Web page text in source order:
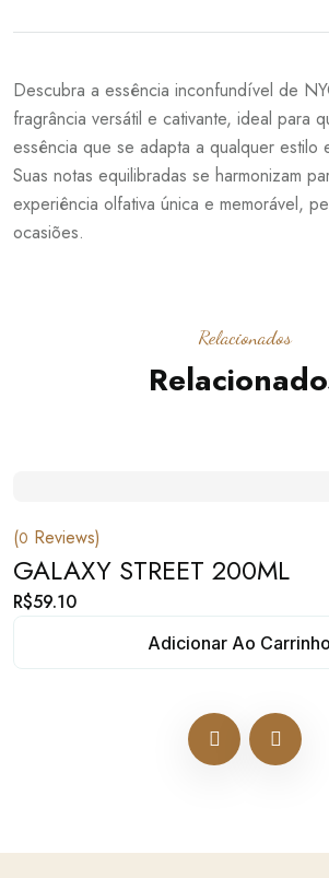
Descubra a essência inconfundível de
fragrância versátil e cativante, ideal para
essência que se adapta a qualquer estilo
Suas notas equilibradas se harmonizam
experiência olfativa única e memorável,
ocasiões.
Relacionados
(0 Reviews)
GALAXY STREET 200ML
R$59.10
Adicionar Ao Carrinho